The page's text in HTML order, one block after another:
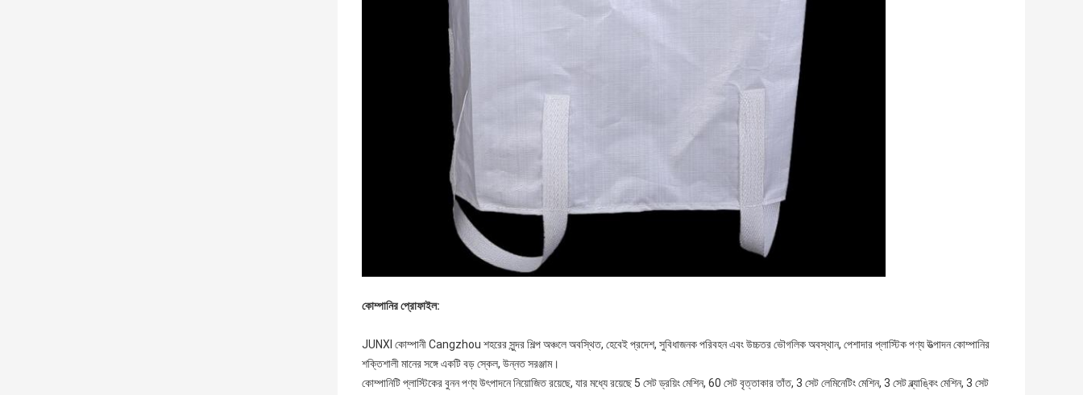
কোম্পানির প্রোফাইল:
JUNXI কোম্পানী Cangzhou শহরের সুন্দর শিল্প অঞ্চলে অবস্থিত, হেবেই প্রদেশ, সুবিধাজনক পরিবহন এবং উচ্চতর ভৌগলিক অবস্থান, পেশাদার প্লাস্টিক পণ্য উত্পাদন কোম্পানির
শক্তিশালী মানের সঙ্গে একটি বড় স্কেল, উন্নত সরঞ্জাম।
কোম্পানিটি প্লাস্টিকের বুনন পণ্য উৎপাদনে নিয়োজিত রয়েছে, যার মধ্যে রয়েছে 5 সেট ড্রয়িং মেশিন, 60 সেট বৃত্তাকার তাঁত, 3 সেট লেমিনেটিং মেশিন, 3 সেট ব্ল্যাঙ্কিং মেশিন, 3 সেট